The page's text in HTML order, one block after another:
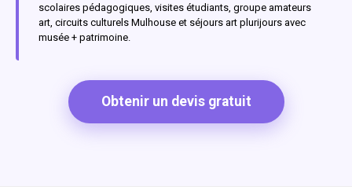
scolaires pédagogiques, visites étudiants, groupe amateurs
art, circuits culturels Mulhouse et séjours art plurijours avec
musée + patrimoine.
Obtenir un devis gratuit